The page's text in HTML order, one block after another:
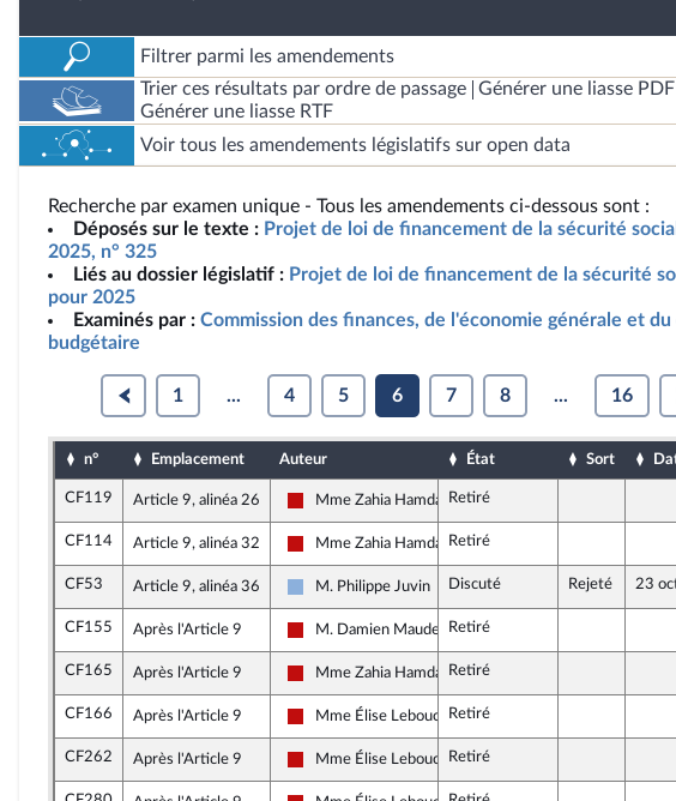
Filtrer parmi les amendements
Trier ces résultats par ordre de passage
Générer une liasse PDF
Générer une liasse RTF
Voir tous les amendements législatifs sur open data
Recherche par examen unique - Tous les amendements ci-dessous sont :
Déposés sur le texte : Projet de loi de financement de la sécurité
2025, n° 325
Liés au dossier législatif : Projet de loi de financement de la sécurité
pour 2025
Examinés par : Commission des finances, de l'économie générale et
budgétaire
1 ... 4 5 6 7 8 ... 16
n° Emplacement Auteur État Sort
CF119 Article 9, alinéa 26
La France insoumise - Nouveau Front Populaire
Mme Zahia HamdaneRetiré
CF114 Article 9, alinéa 32
La France insoumise - Nouveau Front Populaire
Mme Zahia HamdaneRetiré
CF53 Article 9, alinéa 36
Droite Républicaine
M. Philippe Juvin Discuté Rejeté 23
CF155 Après l'Article 9
La France insoumise - Nouveau Front Populaire
M. Damien Maudet Retiré
CF165 Après l'Article 9
La France insoumise - Nouveau Front Populaire
Mme Zahia HamdaneRetiré
CF166 Après l'Article 9
La France insoumise - Nouveau Front Populaire
Mme Élise LeboucherRetiré
CF262 Après l'Article 9
La France insoumise - Nouveau Front Populaire
Mme Élise LeboucherRetiré